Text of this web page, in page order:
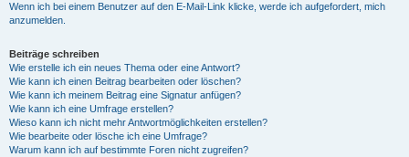
Wenn ich bei einem Benutzer auf den E-Mail-Link klicke, werde ich aufgefordert, mich
anzumelden.
Beiträge schreiben
Wie erstelle ich ein neues Thema oder eine Antwort?
Wie kann ich einen Beitrag bearbeiten oder löschen?
Wie kann ich meinem Beitrag eine Signatur anfügen?
Wie kann ich eine Umfrage erstellen?
Wieso kann ich nicht mehr Antwortmöglichkeiten erstellen?
Wie bearbeite oder lösche ich eine Umfrage?
Warum kann ich auf bestimmte Foren nicht zugreifen?